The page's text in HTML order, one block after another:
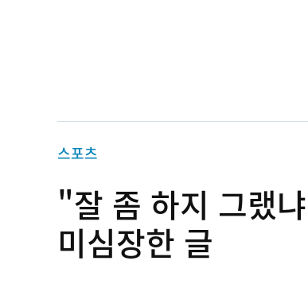
스포츠
"잘 좀 하지 그랬
미심장한 글